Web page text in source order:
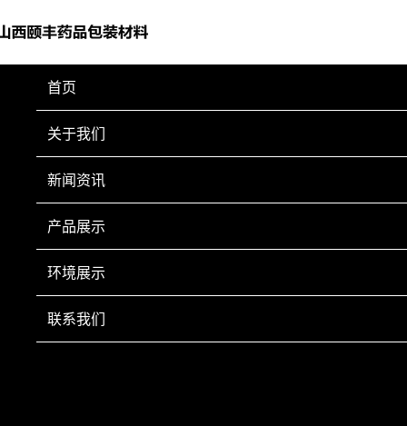
首页
关于我们
新闻资讯
产品展示
环境展示
联系我们
药品包装